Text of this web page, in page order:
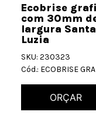
Ecobrise
com 30mm
largura Santa
Luzia
SKU: 230323
Cód.: ECOBRISE
ORÇAR